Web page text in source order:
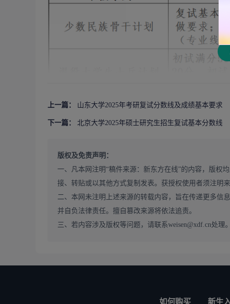
三、其他说明
1.各招生学院（部）可根据学科特点、招生计划数量等确
上一篇： 山东大学2025年考研复试分数线及成绩基本要求
下一篇： 北京大学2025年硕士研究生招生复试基本分数线
版权及免责声明：
一、凡本网注明“稿件来源：新东方在线”的内容，版权
接、转贴或以其他方式复制发表。获授权使用者须注明
二、本网未注明上述来源的转载内容，旨在传递更多信
并自负法律责任。擅自篡改来源将依法追责。
三、若内容涉及版权等问题，请联系weisen@xdf.cn处理。
如何购买 新生